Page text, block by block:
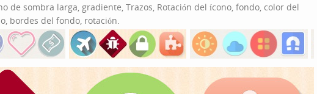
de sombra larga, gradiente, Trazos, Rotación del ícono, fondo, color del
bordes del fondo, rotación.